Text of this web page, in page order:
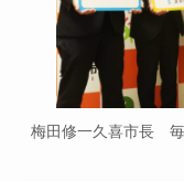
梅田修一久喜市長 毎